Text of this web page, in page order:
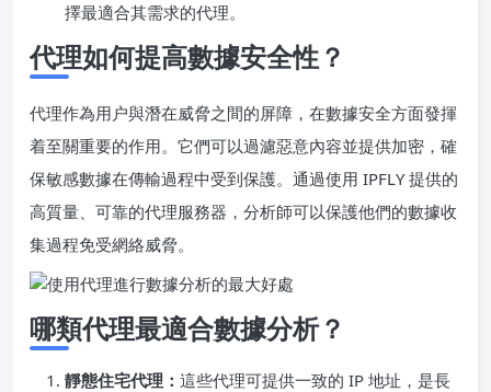
擇最適合其需求的代理。
代理如何提高數據安全性？
代理作為用户與潛在威脅之間的屏障，在數據安全方面發揮
着至關重要的作用。它們可以過濾惡意內容並提供加密，確
保敏感數據在傳輸過程中受到保護。通過使用 IPFLY 提供的
高質量、可靠的代理服務器，分析師可以保護他們的數據收
集過程免受網絡威脅。
哪類代理最適合數據分析？
靜態住宅代理： 這些代理可提供一致的 IP 地址，是長